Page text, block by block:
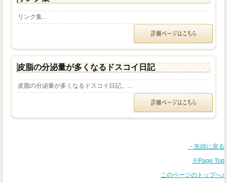
リンク集...
皮脂の分泌量が多くなるドスコイ日記
皮脂の分泌量が多くなるドスコイ日記。...
・先頭に戻る
※Page Top
このページのトップへ♪